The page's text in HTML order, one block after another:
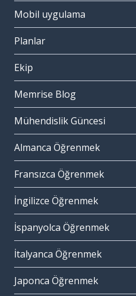
Mobil uygulama
Planlar
Ekip
Memrise Blog
Mühendislik Güncesi
Almanca Öğrenmek
Fransızca Öğrenmek
İngilizce Öğrenmek
İspanyolca Öğrenmek
İtalyanca Öğrenmek
Japonca Öğrenmek